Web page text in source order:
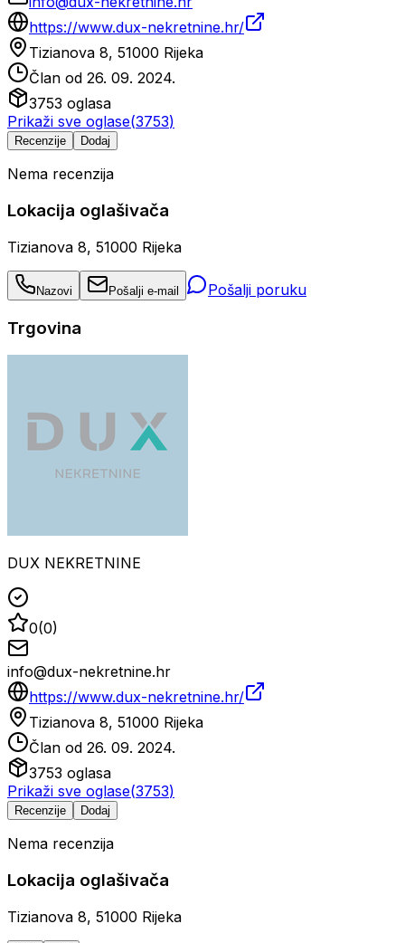
https://www.dux-nekretnine.hr/
Tizianova 8, 51000 Rijeka
Član od 26. 09. 2024.
3753 oglasa
Prikaži sve oglase(3753)
Recenzije Dodaj
Nema recenzija
Lokacija oglašivača
Tizianova 8, 51000 Rijeka
Nazovi Pošalji e-mail Pošalji poruku
Trgovina
DUX NEKRETNINE
0(0)
info@dux-nekretnine.hr
https://www.dux-nekretnine.hr/
Tizianova 8, 51000 Rijeka
Član od 26. 09. 2024.
3753 oglasa
Prikaži sve oglase(3753)
Recenzije Dodaj
Nema recenzija
Lokacija oglašivača
Tizianova 8, 51000 Rijeka